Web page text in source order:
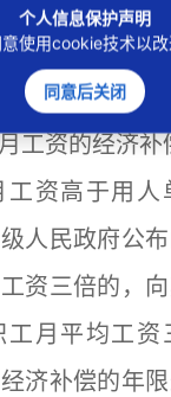
动者支付。
计算；不满
工资的经济补
资高于用人
人民政府公
资三倍的，
月平均工资
济补偿的年
个人信息保护声明
使用cookie技术以改
同意后关闭